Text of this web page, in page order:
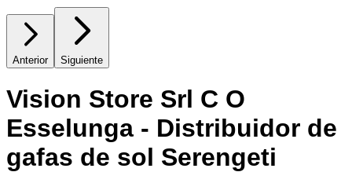
Anterior Siguiente
Vision Store Srl C O
Esselunga - Distribuidor de
gafas de sol Serengeti